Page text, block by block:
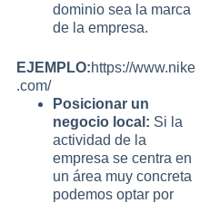
dominio sea la marca
de la empresa.
EJEMPLO:https://www.nike
.com/
Posicionar un
negocio local: Si la
actividad de la
empresa se centra en
un área muy concreta
podemos optar por